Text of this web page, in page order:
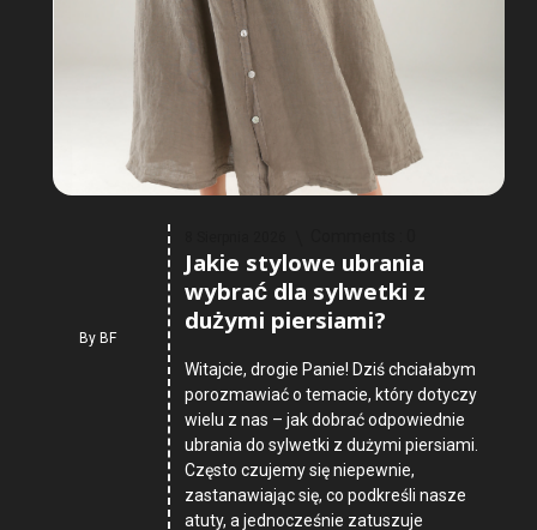
ByBF
Jakie stylowe ubrania
wybrać dla sylwetki z
dużymi piersiami?
Witajcie, drogie Panie! Dziś chciałabym
porozmawiać o temacie, który dotyczy
wielu z nas – jak dobrać odpowiednie
ubrania do sylwetki z dużymi piersiami.
Często czujemy się niepewnie,
zastanawiając się, co podkreśli nasze
atuty, a jednocześnie zatuszuje